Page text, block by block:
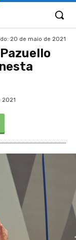
20 de maio de 2021
2021